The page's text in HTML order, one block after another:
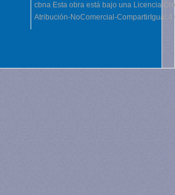
cbna Esta obra está bajo una Licencia
Atribución-NoComercial-CompartirIgual